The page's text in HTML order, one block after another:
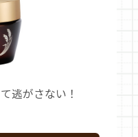
逃がさない！